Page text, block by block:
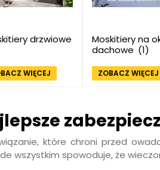
drzwiowe
WIĘCEJ
Moskitiery na
dachowe (1)
ZOBACZ WIĘCEJ
które chroni przed
wszystkim spowoduje, że